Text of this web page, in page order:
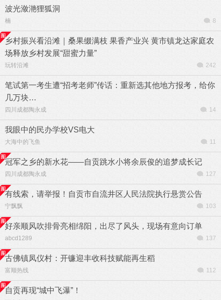
波光潋滟狸狐洞
楠 8
乡村振兴看沿滩｜桑果缀满枝 果香产业兴 黄市镇龙达家庭农
场释放乡村发展“甜蜜力量”
玩转沿滩 242
笔试第一考生遭“招考老师”传话：重新选其他地方报考，给你
几万块…
四川成都陶永成 14
我眼中的民办学校VS电大
大海中的飞鱼 11
冠军之乡的新水花——自贡跳水小将余辰俊的追梦成长记
四川成都陶永成 127
有线索，请举报！自贡市自流井区人民法院执行悬赏公告
宁飘飘 103
好亲顺风吹排骨亮相绵阳，出尽了风头，现场有意向订单
abcd1289 137
古佛镇凤仪村：开镰迎丰收科技赋能再生稻
富顺热线 112
自贡再现“城中飞瀑”！